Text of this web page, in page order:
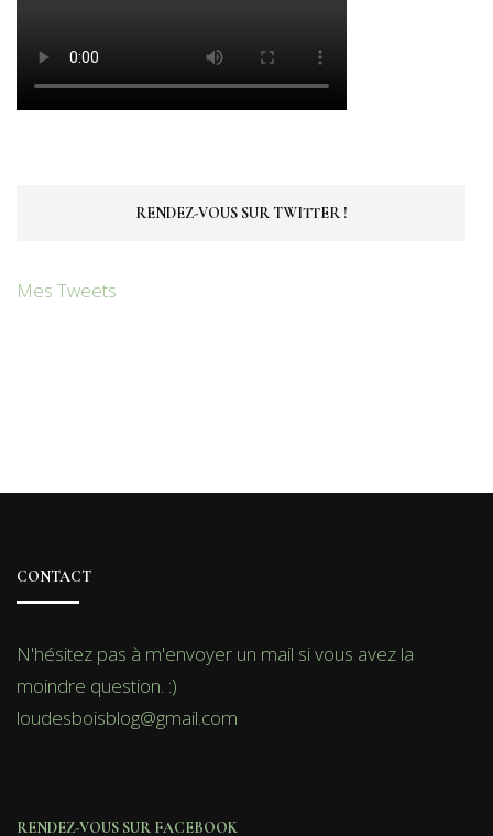
RENDEZ-VOUS SUR TWITTER !
Mes Tweets
CONTACT
N'hésitez pas à m'envoyer un mail si vous avez la
moindre question. :)
loudesboisblog@gmail.com
RENDEZ-VOUS SUR FACEBOOK